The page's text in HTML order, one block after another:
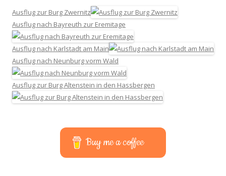
Ausflug zur Burg Zwernitz
Ausflug nach Bayreuth zur Eremitage
Ausflug nach Karlstadt am Main
Ausflug nach Neunburg vorm Wald
Ausflug zur Burg Altenstein in den Hassbergen
Buy me a coffee